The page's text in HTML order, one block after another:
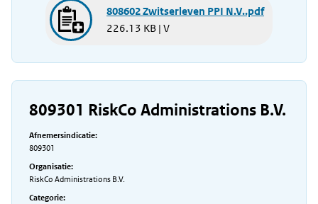
808602 Zwitserleven PPI N.V..pdf
226.13 KB | V
809301 RiskCo Administrations B.V.
Afnemersindicatie:
809301
Organisatie:
RiskCo Administrations B.V.
Categorie: